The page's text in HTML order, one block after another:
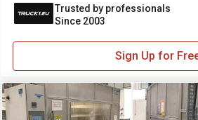
Trusted by professionals
Since 2003
Sign Up for